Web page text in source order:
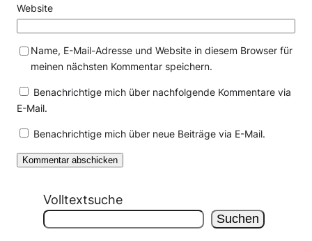
Website
Name, E-Mail-Adresse und Website in diesem Browser für
meinen nächsten Kommentar speichern.
Benachrichtige mich über nachfolgende Kommentare via
E-Mail.
Benachrichtige mich über neue Beiträge via E-Mail.
Volltextsuche
Suchen